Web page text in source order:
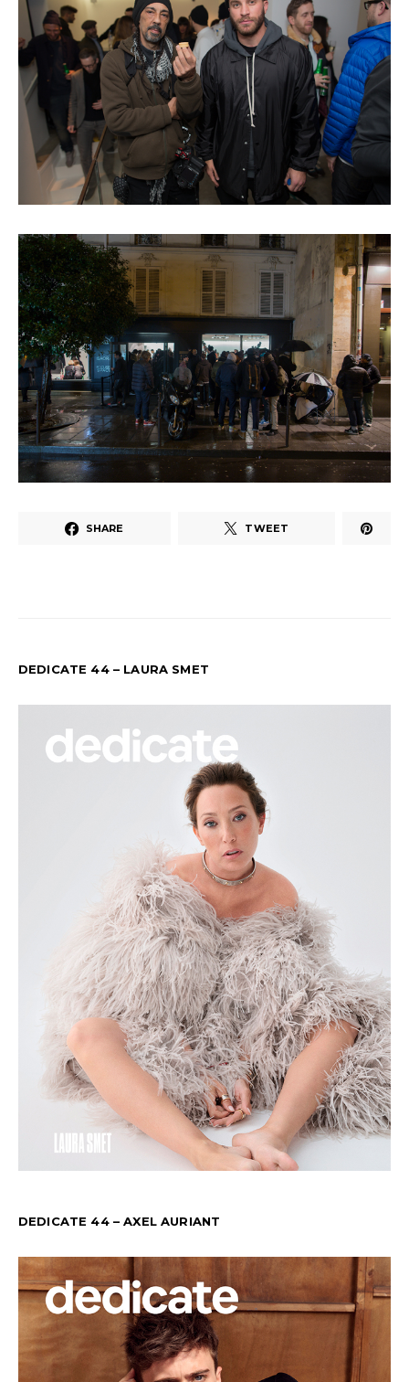
SHARE TWEET
DEDICATE 44 – LAURA SMET
DEDICATE 44 – AXEL AURIANT